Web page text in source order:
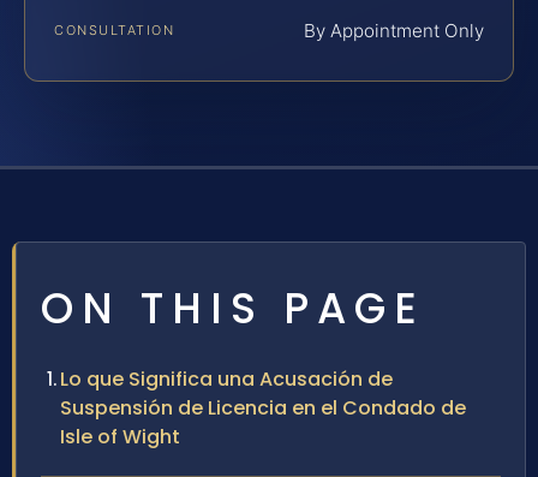
CONSULTATION By Appointment Only
ON THIS PAGE
Lo que Significa una Acusación de
Suspensión de Licencia en el Condado de
Isle of Wight